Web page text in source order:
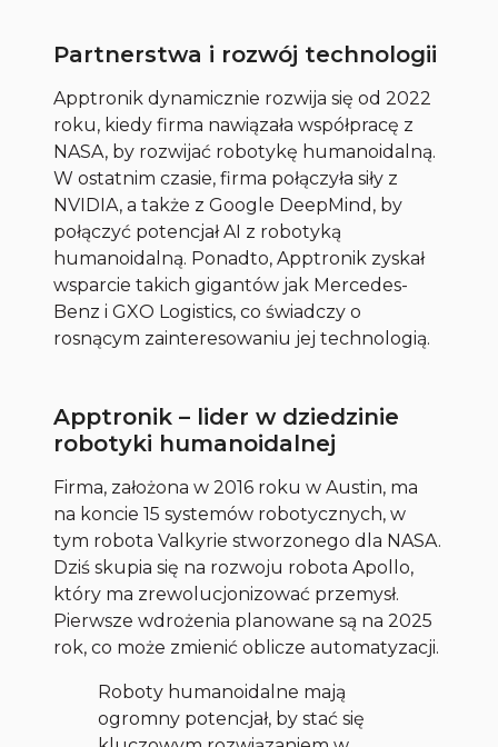
Partnerstwa i rozwój technologii
Apptronik dynamicznie rozwija się od 2022
roku, kiedy firma nawiązała współpracę z
NASA, by rozwijać robotykę humanoidalną.
W ostatnim czasie, firma połączyła siły z
NVIDIA, a także z Google DeepMind, by
połączyć potencjał AI z robotyką
humanoidalną. Ponadto, Apptronik zyskał
wsparcie takich gigantów jak Mercedes-
Benz i GXO Logistics, co świadczy o
rosnącym zainteresowaniu jej technologią.
Apptronik – lider w dziedzinie
robotyki humanoidalnej
Firma, założona w 2016 roku w Austin, ma
na koncie 15 systemów robotycznych, w
tym robota Valkyrie stworzonego dla NASA.
Dziś skupia się na rozwoju robota Apollo,
który ma zrewolucjonizować przemysł.
Pierwsze wdrożenia planowane są na 2025
rok, co może zmienić oblicze automatyzacji.
Roboty humanoidalne mają
ogromny potencjał, by stać się